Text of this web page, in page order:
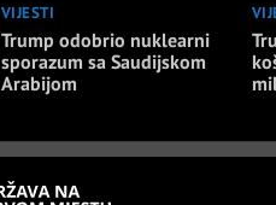
VIJESTI
Trump odobrio nuklearni
sporazum sa Saudijskom
Arabijom